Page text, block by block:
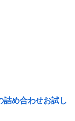
詰め合わせお試し